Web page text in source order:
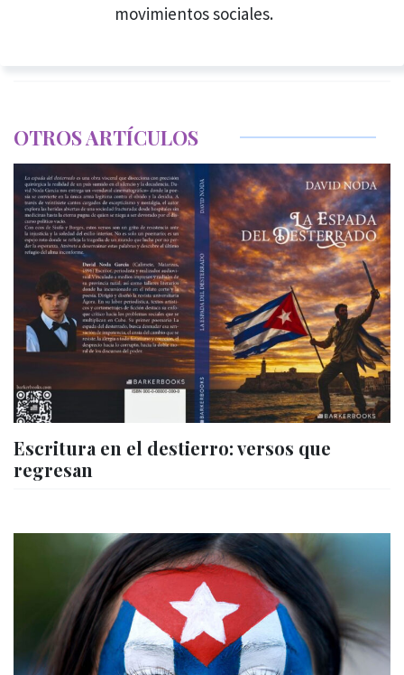
movimientos sociales.
OTROS ARTÍCULOS
Escritura en el destierro: versos que
regresan